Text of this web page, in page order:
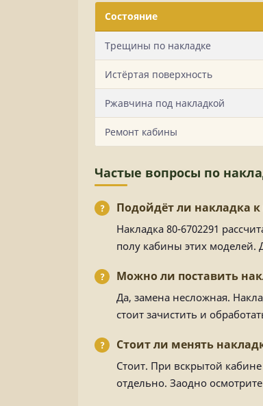
Состояние
Трещины по накладке
Истёртая поверхность
Ржавчина под накладкой
Ремонт кабины
Частые вопросы по
Подойдёт ли накладка
Накладка 80-6702291
полу кабины этих моделей.
Можно ли поставить
Да, замена несложная.
стоит зачистить и
Стоит ли менять
Стоит. При вскрытой
отдельно. Заодно